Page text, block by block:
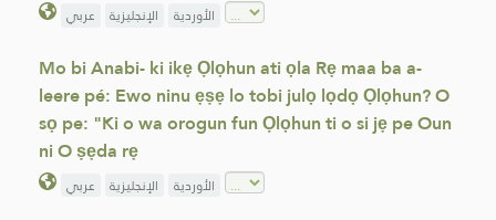
عربي الإنجليزية الأوردية
Mo bi Anabi- ki ikẹ Ọlọhun ati ọla Rẹ maa ba a-
leere pé: Ewo ninu ẹṣẹ lo tobi julọ lọdọ Ọlọhun? O
sọ pe: "Ki o wa orogun fun Ọlọhun ti o si jẹ pe Oun
ni O ṣẹda rẹ
عربي الإنجليزية الأوردية